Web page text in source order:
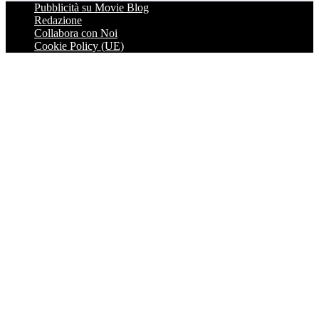
Pubblicità su Movie Blog
Redazione
Collabora con Noi
Cookie Policy (UE)